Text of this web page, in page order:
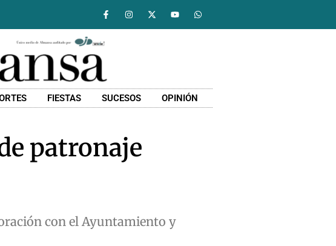
FIESTAS SUCESOS OPINIÓN
patronaje
con el Ayuntamiento y